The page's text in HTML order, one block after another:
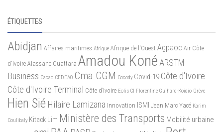
ÉTIQUETTES
Abidjan Affaires maritimes Afrique Afrique de l'Ouest Agpaoc Air Côte
d'Ivoire Alassane Ouattara Amadou Koné ARSTM
Business Cacao CEDEAO Cma CGM Cocody Covid-19 Côte d'Ivoire
Côte d'Ivoire Terminal Côte d’Ivoire Eolis CI Florentine Guihard-Koidio Grève
Hien Sié Hilaire Lamizana Innovation ISMI Jean Marc Yacé Karim
Coulibaly Kitack Lim Ministère des Transports Mobilité urbaine